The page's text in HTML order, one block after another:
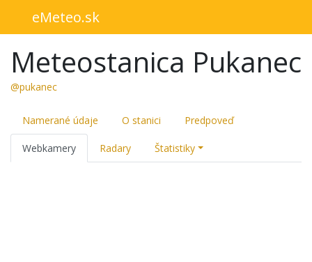
eMeteo.sk
Meteostanica Pukanec
@pukanec
Namerané údaje O stanici Predpoveď
Webkamery Radary Štatistiky